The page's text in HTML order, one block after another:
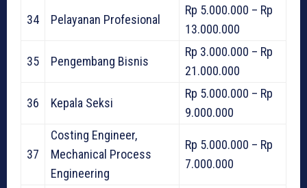
34 Pelayanan Profesional
Rp 5.000.000 – Rp
13.000.000
35 Pengembang Bisnis
Rp 3.000.000 – Rp
21.000.000
36 Kepala Seksi
Rp 5.000.000 – Rp
9.000.000
37
Costing Engineer,
Mechanical Process
Engineering
Rp 5.000.000 – Rp
7.000.000